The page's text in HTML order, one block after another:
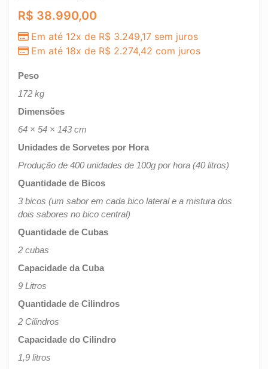
R$ 38.990,00
Em até 12x de R$ 3.249,17 sem juros
Em até 18x de R$ 2.274,42 com juros
Peso
172 kg
Dimensões
64 × 54 × 143 cm
Unidades de Sorvetes por Hora
Produção de 400 unidades de 100g por hora (40 litros)
Quantidade de Bicos
3 bicos (um sabor em cada bico lateral e a mistura dos
dois sabores no bico central)
Quantidade de Cubas
2 cubas
Capacidade da Cuba
9 Litros
Quantidade de Cilindros
2 Cilindros
Capacidade do Cilindro
1,9 litros